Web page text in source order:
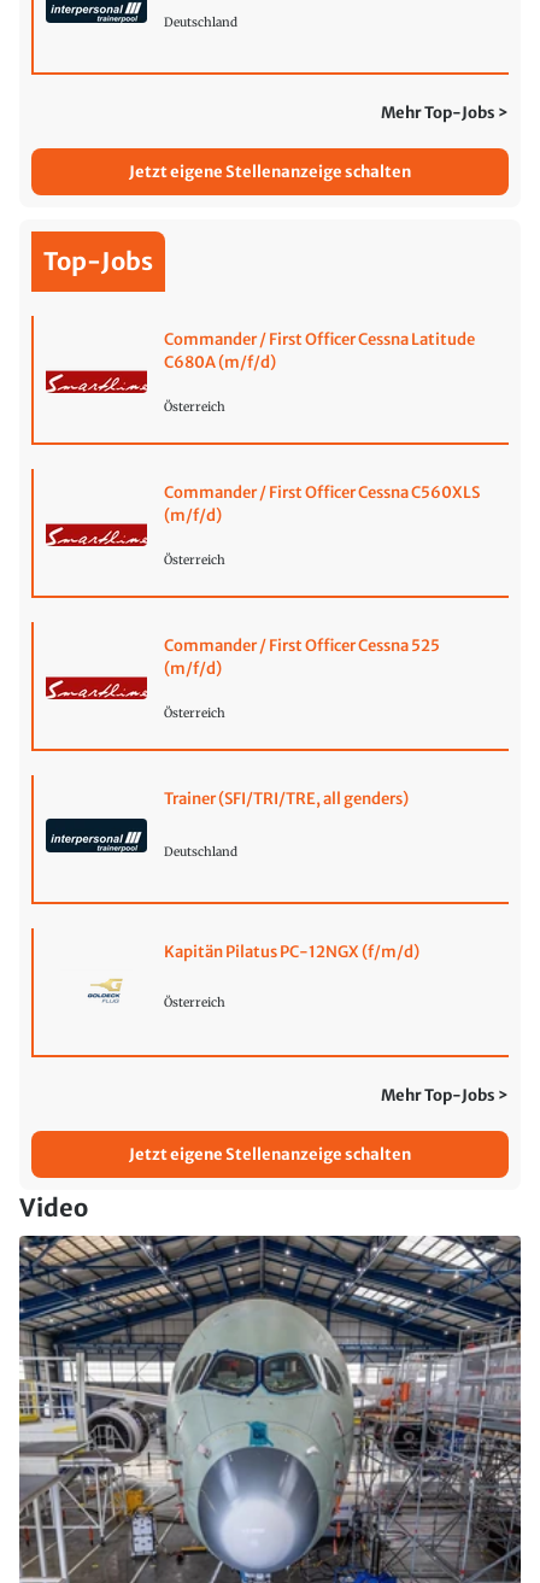
Deutschland
Mehr Top-Jobs >
Jetzt eigene Stellenanzeige schalten
Top-Jobs
Commander / First Officer Cessna Latitude
C680A (m/f/d)
Österreich
Commander / First Officer Cessna C560XLS
(m/f/d)
Österreich
Commander / First Officer Cessna 525
(m/f/d)
Österreich
Trainer (SFI/TRI/TRE, all genders)
Deutschland
Kapitän Pilatus PC-12NGX (f/m/d)
Österreich
Mehr Top-Jobs >
Jetzt eigene Stellenanzeige schalten
Video